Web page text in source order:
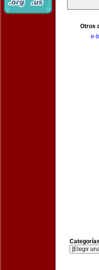
Otros
e-